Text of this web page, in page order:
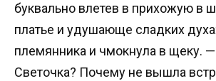
буквально влетев в прихожую в
платье и удушающе сладких
племянника и чмокнула в щеку.
Светочка? Почему не вышла